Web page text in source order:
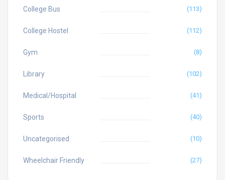
College Bus (113)
College Hostel (112)
Gym (8)
Library (102)
Medical/Hospital (41)
Sports (40)
Uncategorised (10)
Wheelchair Friendly (27)